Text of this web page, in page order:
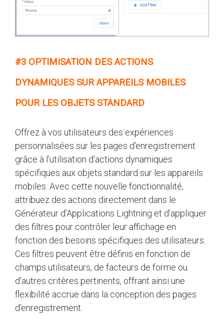
#3 OPTIMISATION DES ACTIONS
DYNAMIQUES SUR APPAREILS MOBILES
POUR LES OBJETS STANDARD
Offrez à vos utilisateurs des expériences
personnalisées sur les pages d'enregistrement
grâce à l'utilisation d'actions dynamiques
spécifiques aux objets standard sur les appareils
mobiles. Avec cette nouvelle fonctionnalité,
attribuez des actions directement dans le
Générateur d’Applications Lightning et d’appliquer
des filtres pour contrôler leur affichage en
fonction des besoins spécifiques des utilisateurs.
Ces filtres peuvent être définis en fonction de
champs utilisateurs, de facteurs de forme ou
d’autres critères pertinents, offrant ainsi une
flexibilité accrue dans la conception des pages
d'enregistrement.